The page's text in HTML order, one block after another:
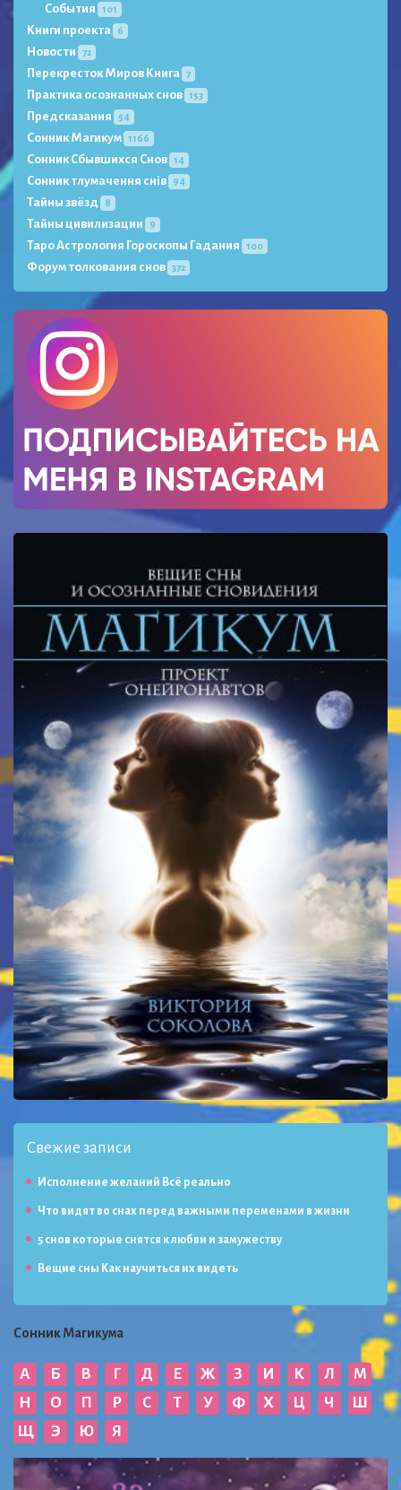
События 101
Книги проекта 6
Новости 72
Перекресток Миров Книга 7
Практика осознанных снов 153
Предсказания 54
Сонник Магикум 1166
Сонник Сбывшихся Снов 14
Сонник тлумачення снів 94
Тайны звёзд 8
Тайны цивилизации 9
Таро Астрология Гороскопы Гадания 100
Форум толкования снов 372
Свежие записи
Исполнение желаний Всё реально
Что видят во снах перед важными переменами в жизни
5 снов которые снятся к любви и замужеству
Вещие сны Как научиться их видеть
Сонник Магикума
А Б В Г Д Е Ж З И К Л
М
Н
О П Р С Т У Ф Х Ц Ч
Ш
Щ
Э Ю Я